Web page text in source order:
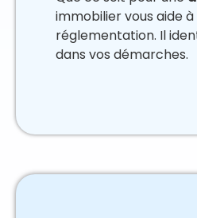
immobilier vous aide
réglementation. Il
dans vos démarches.